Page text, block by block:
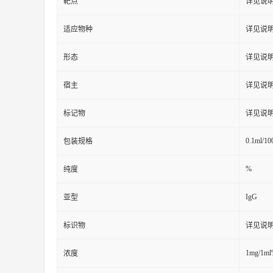
适应物种 详见说
形态 详见说
宿主 详见说
标记物 详见说
包装规格 0.1ml/
纯度 %
亚型 IgG
标识物 详见说
浓度 1mg/